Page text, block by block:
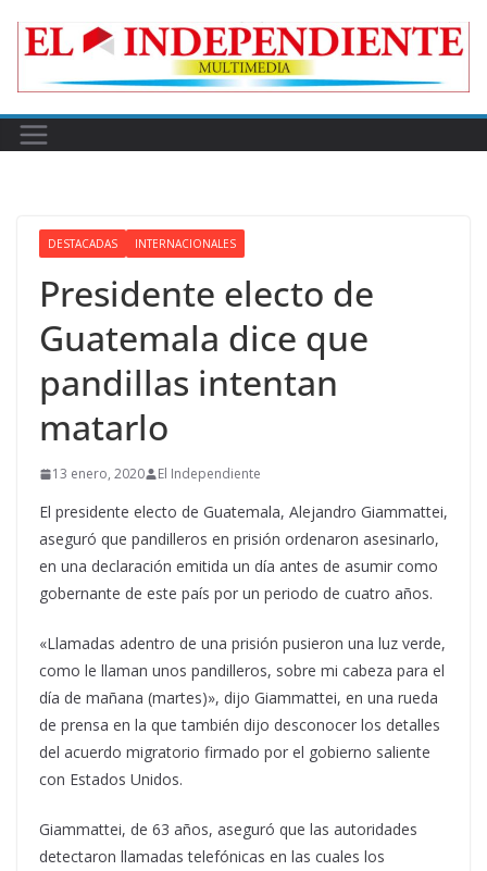
DESTACADAS INTERNACIONALES
Presidente electo de
Guatemala dice que
pandillas intentan
matarlo
13 enero, 2020 El Independiente
El presidente electo de Guatemala, Alejandro Giammattei,
aseguró que pandilleros en prisión ordenaron asesinarlo,
en una declaración emitida un día antes de asumir como
gobernante de este país por un periodo de cuatro años.
«Llamadas adentro de una prisión pusieron una luz verde,
como le llaman unos pandilleros, sobre mi cabeza para el
día de mañana (martes)», dijo Giammattei, en una rueda
de prensa en la que también dijo desconocer los detalles
del acuerdo migratorio firmado por el gobierno saliente
con Estados Unidos.
Giammattei, de 63 años, aseguró que las autoridades
detectaron llamadas telefónicas en las cuales los